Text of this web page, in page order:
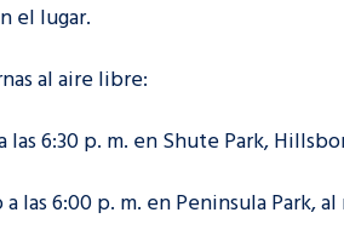
el lugar.
al aire libre:
6:30 p. m. en Shute Park,
las 6:00 p. m. en Peninsula Park,